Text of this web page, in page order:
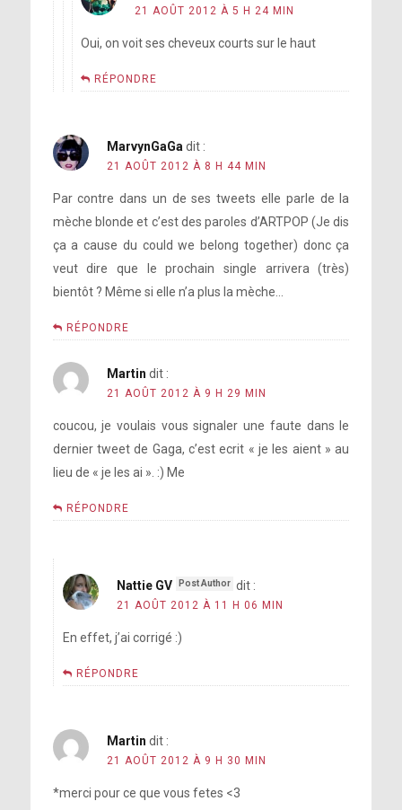
21 AOÛT 2012 À 5 H 24 MIN
Oui, on voit ses cheveux courts sur le haut
RÉPONDRE
MarvynGaGa dit :
21 AOÛT 2012 À 8 H 44 MIN
Par contre dans un de ses tweets elle parle de la
mèche blonde et c’est des paroles d’ARTPOP (Je dis
ça a cause du could we belong together) donc ça
veut dire que le prochain single arrivera (très)
bientôt ? Même si elle n’a plus la mèche…
RÉPONDRE
Martin dit :
21 AOÛT 2012 À 9 H 29 MIN
coucou, je voulais vous signaler une faute dans le
dernier tweet de Gaga, c’est ecrit « je les aient » au
lieu de « je les ai ». :) Me
RÉPONDRE
Nattie GV dit :
21 AOÛT 2012 À 11 H 06 MIN
En effet, j’ai corrigé :)
RÉPONDRE
Martin dit :
21 AOÛT 2012 À 9 H 30 MIN
*merci pour ce que vous fetes <3